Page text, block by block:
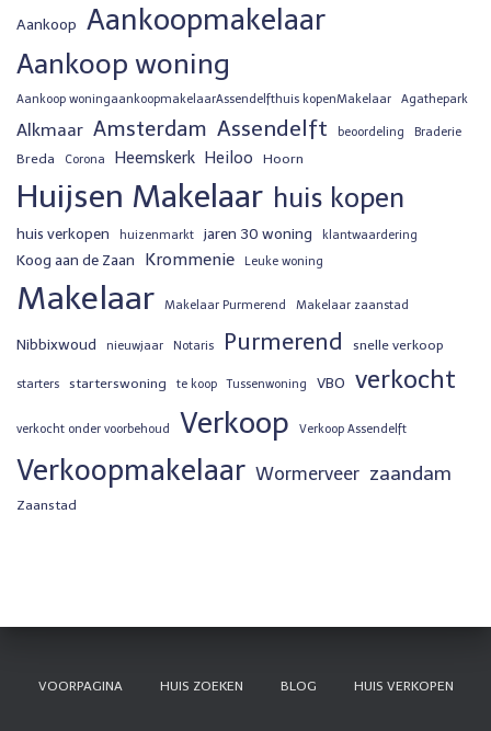
Aankoop Aankoopmakelaar
Aankoop woning
Aankoop woningaankoopmakelaarAssendelfthuis kopenMakelaar Agathepark
Alkmaar Amsterdam Assendelft beoordeling Braderie
Breda Corona Heemskerk Heiloo Hoorn
Huijsen Makelaar huis kopen
huis verkopen huizenmarkt jaren 30 woning klantwaardering
Koog aan de Zaan Krommenie Leuke woning
Makelaar Makelaar Purmerend Makelaar zaanstad
Nibbixwoud nieuwjaar Notaris Purmerend snelle verkoop
starters starterswoning te koop Tussenwoning VBO verkocht
verkocht onder voorbehoud Verkoop Verkoop Assendelft
Verkoopmakelaar Wormerveer zaandam
Zaanstad
VOORPAGINA HUIS ZOEKEN BLOG HUIS VERKOPEN